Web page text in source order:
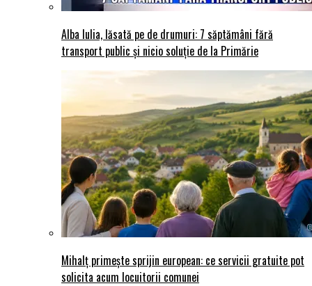
Alba Iulia, lăsată pe de drumuri: 7 săptămâni fără
transport public și nicio soluție de la Primărie
Mihalț primește sprijin european: ce servicii gratuite pot
solicita acum locuitorii comunei